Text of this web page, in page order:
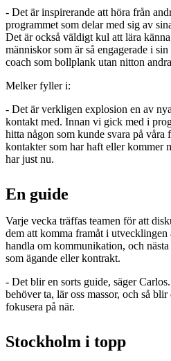
- Det är inspirerande att höra från
programmet som delar med sig av
Det är också väldigt kul att lära
människor som är så engagerade i
coach som bollplank utan nitton
Melker fyller i:
- Det är verkligen explosion en av
kontakt med. Innan vi gick med i
hitta någon som kunde svara på våra
kontakter som har haft eller kommer
har just nu.
En guide
Varje vecka träffas teamen för att
dem att komma framåt i
handla om kommunikation, och
som ägande eller kontrakt.
- Det blir en sorts guide, säger
behöver ta, lär oss massor, och så
fokusera på när.
Stockholm i topp